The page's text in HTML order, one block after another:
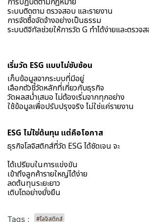
ระบบติดตาม ตรวจสอบ และรายงาน
การจัดซื้อจัดจ้างอย่างเป็นธรรม
ระบบดิจิทัลช่วยให้การวัด G ทำได้ง่ายและตรวจ
เริ่มวัด ESG แบบไม่ซับซ้อน
เก็บข้อมูลจากระบบที่มีอยู่
เลือกตัวชี้วัดหลักที่เกี่ยวกับธุรกิจ
วัดผลสม่ำเสมอ ไม่ต้องเริ่มจากทุกอย่าง
ใช้ข้อมูลเพื่อปรับปรุงจริง ไม่ใช่แค่รายงาน
ESG ไม่ใช่ต้นทุน แต่คือโอกาส
ธุรกิจโลจิสติกส์ที่วัด ESG ได้ชัดเจน จะ
ได้เปรียบในการแข่งขัน
เข้าถึงลูกค้ารายใหญ่ได้ง่าย
ลดต้นทุนระยะยาว
เติบโตอย่างยั่งยืน
Tags : #โลจิสติกส์